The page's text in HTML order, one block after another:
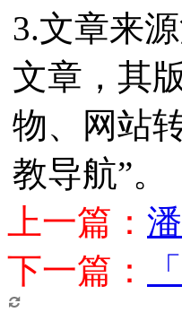
3.文章来
文章，其
物、网站
教导航”。
上一篇：
下一篇：